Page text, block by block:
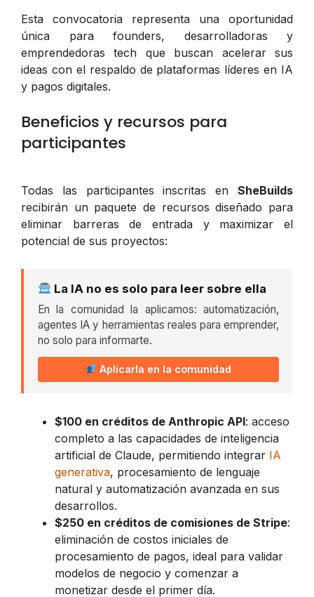
Esta convocatoria representa una oportunidad
única para founders, desarrolladoras y
emprendedoras tech que buscan acelerar sus
ideas con el respaldo de plataformas líderes en IA
y pagos digitales.
Beneficios y recursos para
participantes
Todas las participantes inscritas en SheBuilds
recibirán un paquete de recursos diseñado para
eliminar barreras de entrada y maximizar el
potencial de sus proyectos:
La IA no es solo para leer sobre ella
En la comunidad la aplicamos: automatización,
agentes IA y herramientas reales para emprender,
no solo para informarte.
Aplicarla en la comunidad
$100 en créditos de Anthropic API: acceso
completo a las capacidades de inteligencia
artificial de Claude, permitiendo integrar IA
generativa, procesamiento de lenguaje
natural y automatización avanzada en sus
desarrollos.
$250 en créditos de comisiones de Stripe:
eliminación de costos iniciales de
procesamiento de pagos, ideal para validar
modelos de negocio y comenzar a
monetizar desde el primer día.